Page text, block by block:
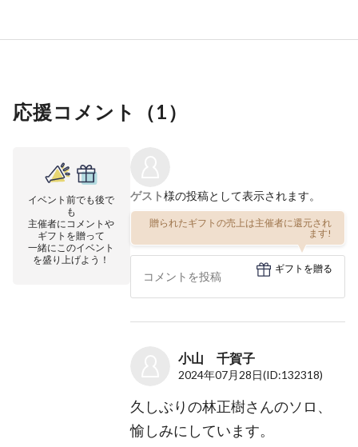
応援コメント（1）
イベント前でも後で
も
主催者にコメントや
ギフトを贈って
一緒にこのイベント
を盛り上げよう！
ゲスト様の投稿として表示されます。
贈られたギフトの売上は主催者に還元され
ます!
ギフトを贈る
小山 千賀子
2024年07月28日(ID:132318)
久しぶりの林正樹さんのソロ、
愉しみにしています。